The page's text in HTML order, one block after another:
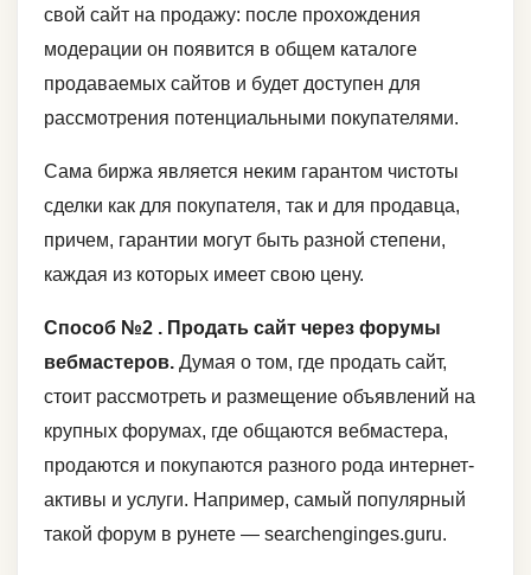
свой сайт на продажу: после прохождения
модерации он появится в общем каталоге
продаваемых сайтов и будет доступен для
рассмотрения потенциальными покупателями.
Сама биржа является неким гарантом чистоты
сделки как для покупателя, так и для продавца,
причем, гарантии могут быть разной степени,
каждая из которых имеет свою цену.
Способ №2 . Продать сайт через форумы
вебмастеров. Думая о том, где продать сайт,
стоит рассмотреть и размещение объявлений на
крупных форумах, где общаются вебмастера,
продаются и покупаются разного рода интернет-
активы и услуги. Например, самый популярный
такой форум в рунете — searchenginges.guru.